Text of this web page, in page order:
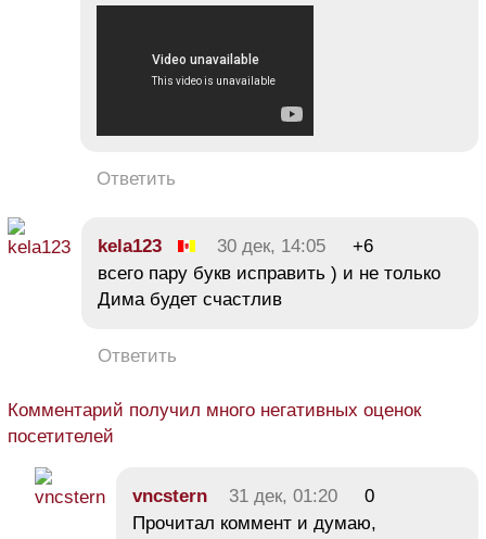
Ответить
kela123 30 дек, 14:05
+6
всего пару букв исправить ) и не только
Дима будет счастлив
Ответить
Комментарий получил много негативных оценок
посетителей
vncstern 31 дек, 01:20
0
Прочитал коммент и думаю,